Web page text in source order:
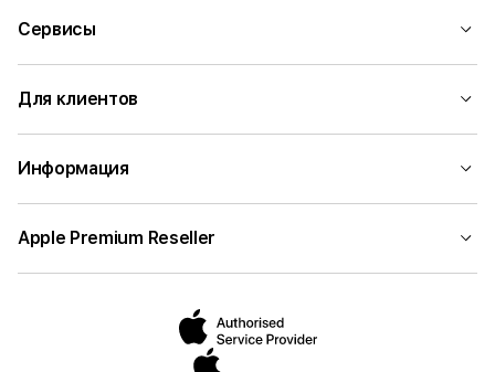
Сервисы
Для клиентов
Информация
Apple Premium Reseller